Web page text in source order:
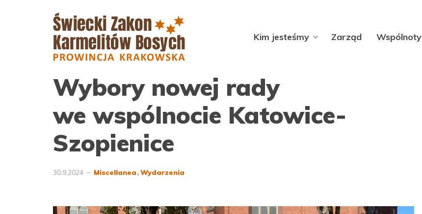
Kim jesteśmy Zarząd Wspólnoty
Wybory nowej rady
we wspólnocie Katowice-
Szopienice
30.9.2024 Miscellanea Wydarzenia